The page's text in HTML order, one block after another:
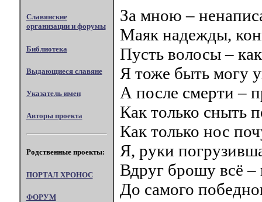
Славянские
организации и форумы
Библиотека
Выдающиеся славяне
Указатель имен
Авторы проекта
Родственные проекты:
ПОРТАЛ XPOHOC
ФОРУМ
За мною –
Маяк надежды,
Пусть волосы –
Я тоже быть могу
А после смерти –
Как только сныть
Как только нос
Я, руки
Вдруг брошу всё –
До самого